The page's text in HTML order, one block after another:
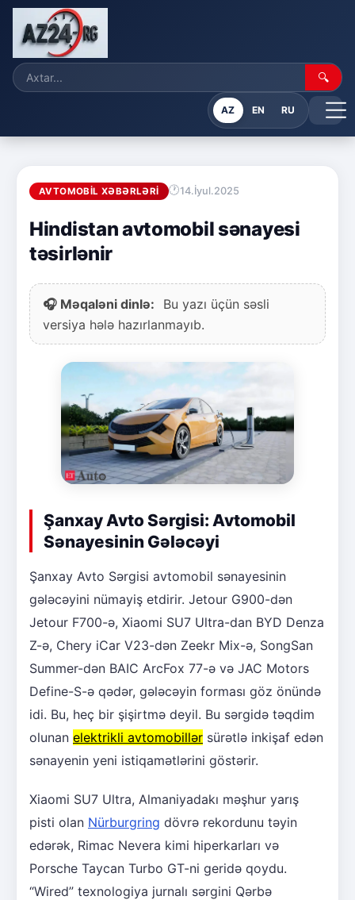
🔍
AZ EN RU
AVTOMOBIL XƏBƏRLƏRI 14.İyul.2025
Hindistan avtomobil sənayesi
təsirlənir
🎧 Məqaləni dinlə:
Bu yazı üçün səsli
versiya hələ hazırlanmayıb.
Şanxay Avto Sərgisi: Avtomobil
Sənayesinin Gələcəyi
Şanxay Avto Sərgisi avtomobil sənayesinin
gələcəyini nümayiş etdirir. Jetour G900-dən
Jetour F700-ə, Xiaomi SU7 Ultra-dan BYD Denza
Z-ə, Chery iCar V23-dən Zeekr Mix-ə, SongSan
Summer-dən BAIC ArcFox 77-ə və JAC Motors
Define-S-ə qədər, gələcəyin forması göz önündə
idi. Bu, heç bir şişirtmə deyil. Bu sərgidə təqdim
olunan elektrikli avtomobillər sürətlə inkişaf edən
sənayenin yeni istiqamətlərini göstərir.
Xiaomi SU7 Ultra, Almaniyadakı məşhur yarış
pisti olan Nürburgring dövrə rekordunu təyin
edərək, Rimac Nevera kimi hiperkarları və
Porsche Taycan Turbo GT-ni geridə qoydu.
“Wired” texnologiya jurnalı sərgini Qərbə